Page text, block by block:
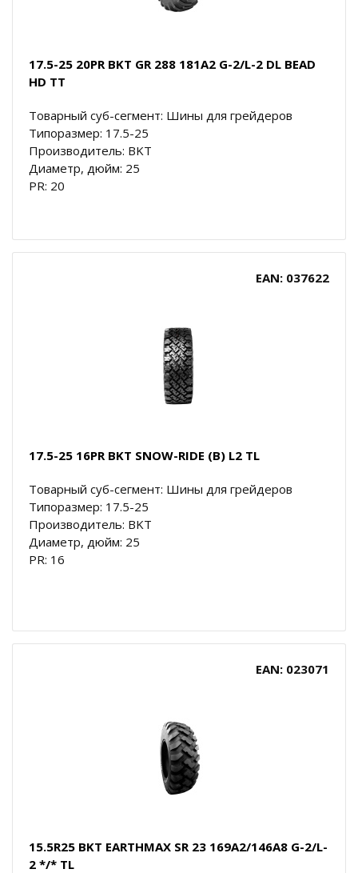
17.5-25 20PR BKT GR 288 181A2 G-2/L-2 DL BEAD
HD TT
Товарный суб-сегмент: Шины для грейдеров
Типоразмер: 17.5-25
Производитель: BKT
Диаметр, дюйм: 25
PR: 20
EAN: 037622
17.5-25 16PR BKT SNOW-RIDE (B) L2 TL
Товарный суб-сегмент: Шины для грейдеров
Типоразмер: 17.5-25
Производитель: BKT
Диаметр, дюйм: 25
PR: 16
EAN: 023071
15.5R25 BKT EARTHMAX SR 23 169A2/146A8 G-2/L-
2 */* TL